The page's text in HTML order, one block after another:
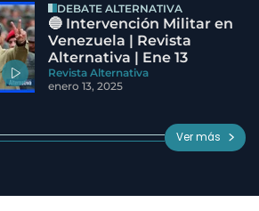
DEBATE ALTERNATIVA
🔵 Intervención Militar en
Venezuela | Revista
Alternativa | Ene 13
Revista Alternativa
enero 13, 2025
Ver más